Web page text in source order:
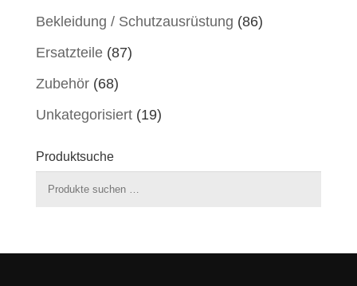
Bekleidung / Schutzausrüstung (86)
Ersatzteile (87)
Zubehör (68)
Unkategorisiert (19)
Produktsuche
Suchen